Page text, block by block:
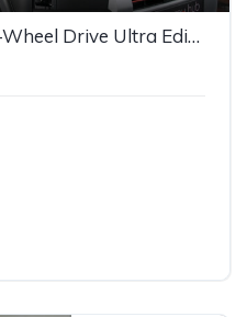
Leopard 7 190KM Four-Wheel Drive Ultra Edition